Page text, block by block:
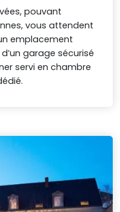
pouvant
vous attendent
emplacement
garage sécurisé
servi en chambre